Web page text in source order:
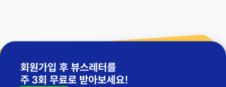
회원가입 후 뷰스레터를
주 3회 무료로 받아보세요!